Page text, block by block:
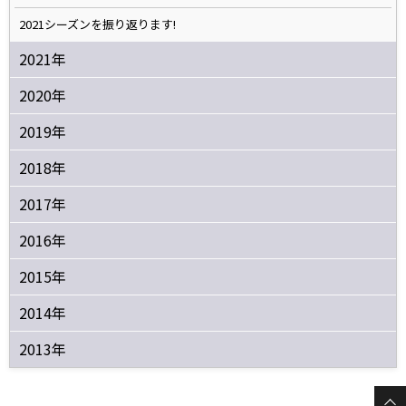
2021シーズンを振り返ります!
2021年
2020年
2019年
2018年
2017年
2016年
2015年
2014年
2013年